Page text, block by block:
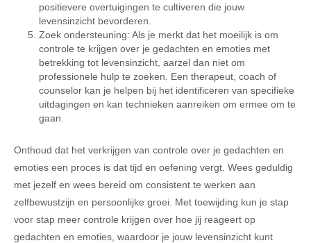
positievere overtuigingen te cultiveren die jouw
levensinzicht bevorderen.
Zoek ondersteuning: Als je merkt dat het moeilijk is om
controle te krijgen over je gedachten en emoties met
betrekking tot levensinzicht, aarzel dan niet om
professionele hulp te zoeken. Een therapeut, coach of
counselor kan je helpen bij het identificeren van specifieke
uitdagingen en kan technieken aanreiken om ermee om te
gaan.
Onthoud dat het verkrijgen van controle over je gedachten en
emoties een proces is dat tijd en oefening vergt. Wees geduldig
met jezelf en wees bereid om consistent te werken aan
zelfbewustzijn en persoonlijke groei. Met toewijding kun je stap
voor stap meer controle krijgen over hoe jij reageert op
gedachten en emoties, waardoor je jouw levensinzicht kunt